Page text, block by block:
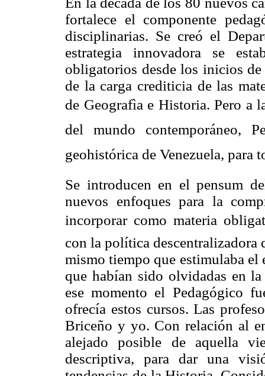
fortalece el componente
disciplinarias. Se creó el
estrategia innovadora se
obligatorios desde los inicios
de la carga crediticia de las
de Geografìa e Historia. Pero a
del mundo contemporáneo,
geohistórica de Venezuela, para
Se introducen en el pensum
nuevos enfoques para la
incorporar como materia
con la política descentralizadora
mismo tiempo que estimulaba
que habían sido olvidadas en
ese momento el Pedagógico
ofrecía estos cursos. Las
Briceño y yo. Con relación al
alejado posible de aquella
descriptiva, para dar una